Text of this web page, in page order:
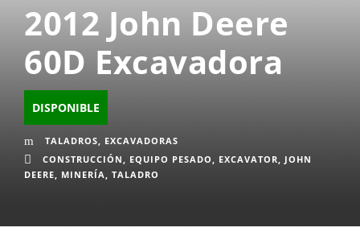
2012 John Deere
60D Excavadora
DISPONIBLE
TALADROS, EXCAVADORAS
CONSTRUCCIÓN, EQUIPO PESADO, EXCAVATOR, JOHN
DEERE, MINERÍA, TALADRO